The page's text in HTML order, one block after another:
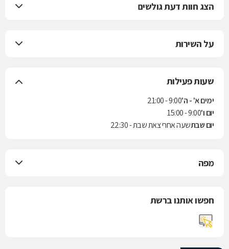
הצג חוות דעת גולשים
על השירות
שעות פעילות
ימים א' - ה'9:00 - 21:00
יום ו'9:00 - 15:00
יום שבתשעה אחרי צאת שבת - 22:30
מפה
חפשו אותנו ברשת